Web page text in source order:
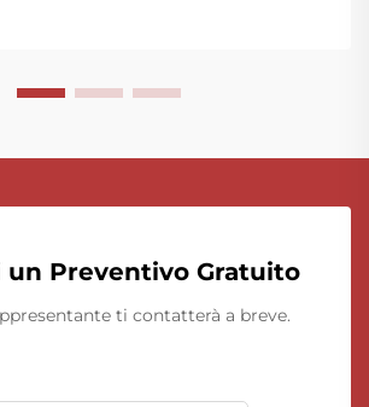
un Preventivo Gratuito
ti contatterà a breve.